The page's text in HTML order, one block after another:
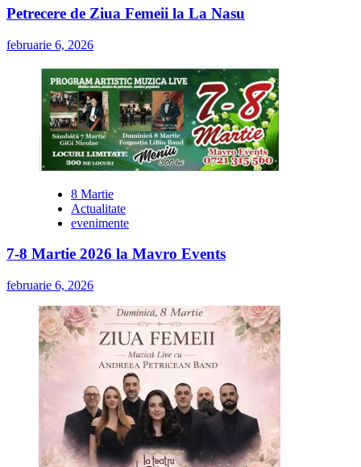
Petrecere de Ziua Femeii la La Nasu
februarie 6, 2026
8 Martie
Actualitate
evenimente
7-8 Martie 2026 la Mavro Events
februarie 6, 2026